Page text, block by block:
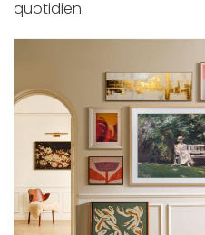
quotidien.